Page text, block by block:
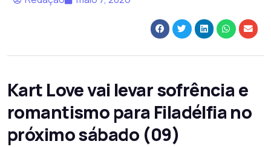
Kart Love vai levar sofrência e
romantismo para Filadélfia no
próximo sábado (09)